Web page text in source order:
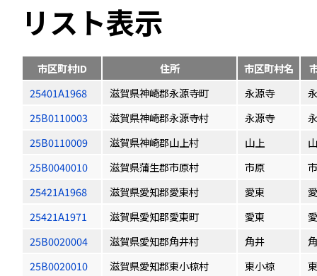
リスト表示
市区町村ID 住所 市区町村名
25401A1968
滋賀県神崎郡永源寺町 永源寺
25B0110003
滋賀県神崎郡永源寺村 永源寺
25B0110009
滋賀県神崎郡山上村 山上
25B0040010
滋賀県蒲生郡市原村 市原
25421A1968
滋賀県愛知郡愛東村 愛東
25421A1971
滋賀県愛知郡愛東町 愛東
25B0020004
滋賀県愛知郡角井村 角井
25B0020010
滋賀県愛知郡東小椋村 東小椋